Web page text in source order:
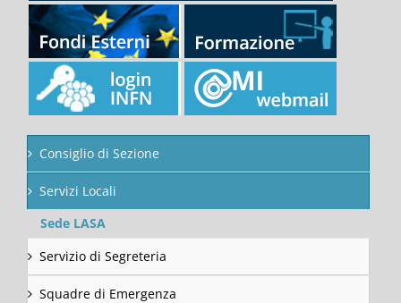
Consiglio di Sezione
Servizi Locali
Sede LASA
Servizio di Segreteria
Squadre di Emergenza